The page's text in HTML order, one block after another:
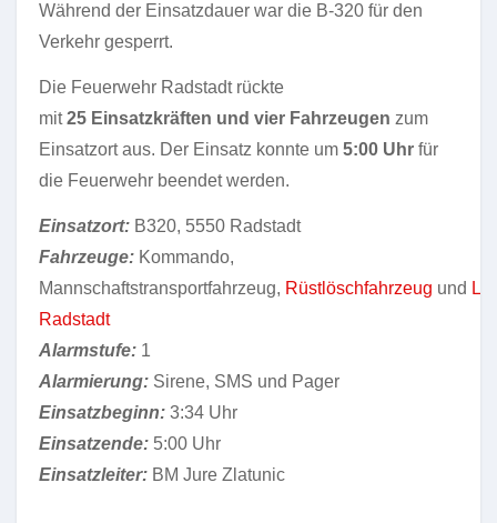
Während der Einsatzdauer war die B-320 für den
Verkehr gesperrt.
Die Feuerwehr Radstadt rückte
mit25 Einsatzkräften und vier Fahrzeugen zum
Einsatzort aus. Der Einsatz konnte um 5:00 Uhr für
die Feuerwehr beendet werden.
Einsatzort: B320, 5550 Radstadt
Fahrzeuge: Kommando,
Mannschaftstransportfahrzeug, Rüstlöschfahrzeug und
Radstadt
Alarmstufe: 1
Alarmierung: Sirene, SMS und Pager
Einsatzbeginn: 3:34 Uhr
Einsatzende: 5:00 Uhr
Einsatzleiter: BM Jure Zlatunic